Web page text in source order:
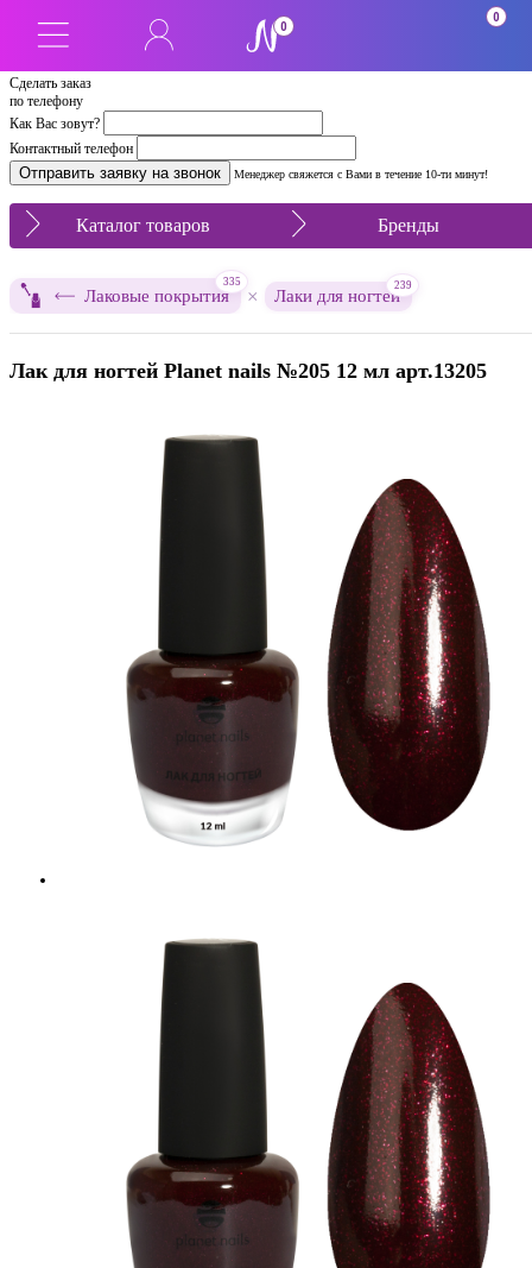
Сделать заказ
по телефону
Как Вас зовут?
Контактный телефон
Менеджер свяжется с Вами в течение 10-ти минут!
0
0
Каталог товаров Бренды
Лаковые покрытия
335
× Лаки для ногтей
239
Лак для ногтей Planet nails №205 12 мл арт.13205